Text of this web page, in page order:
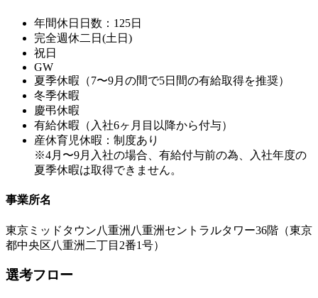
年間休日日数：125日
完全週休二日(土日)
祝日
GW
夏季休暇（7〜9月の間で5日間の有給取得を推奨）
冬季休暇
慶弔休暇
有給休暇（入社6ヶ月目以降から付与）
産休育児休暇：制度あり
※4月〜9月入社の場合、有給付与前の為、入社年度の
夏季休暇は取得できません。
事業所名
東京ミッドタウン八重洲八重洲セントラルタワー36階（東京
都中央区八重洲二丁目2番1号）
選考フロー